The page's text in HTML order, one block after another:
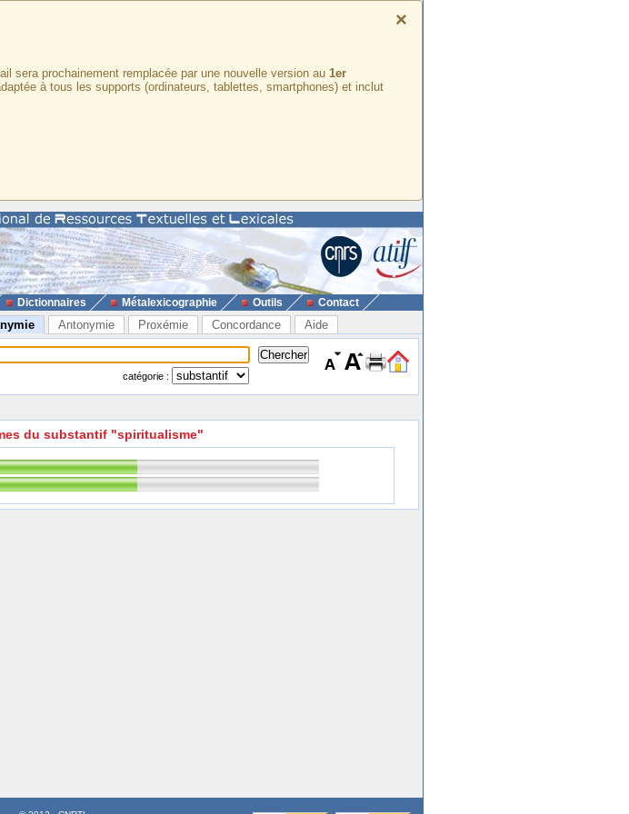
×
sera prochainement remplacée par une nouvelle version au 1er
à tous les supports (ordinateurs, tablettes, smartphones) et inclut
Dictionnaires Métalexicographie Outils Contact
Antonymie Proxémie Concordance Aide
catégorie :
du substantif "spiritualisme"